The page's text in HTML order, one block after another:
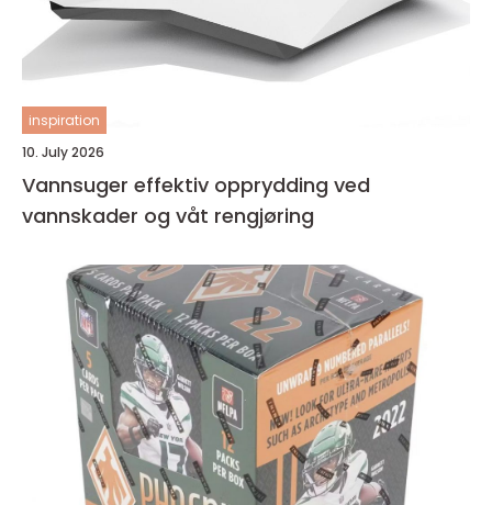
inspiration
10. July 2026
Vannsuger effektiv opprydding ved
vannskader og våt rengjøring